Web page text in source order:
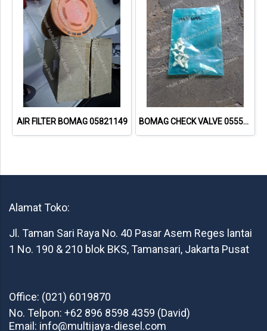
AIR FILTER BOMAG 05821149 BOMAG CHECK VALVE 05556045
Alamat Toko:
Jl. Taman Sari Raya No. 40 Pasar Asem Reges lantai
1 No. 190 & 210 blok BKS, Tamansari, Jakarta Pusat
Office: (021) 6019870
No. Telpon: +62 896 8598 4359 (David)
Email: info@multijaya-diesel.com